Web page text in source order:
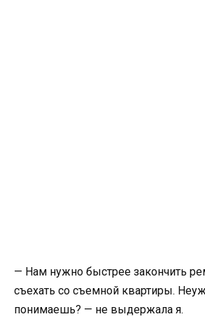
— Нам нужно быстрее закончить
съехать со съемной квартиры.
понимаешь? — не выдержала я.